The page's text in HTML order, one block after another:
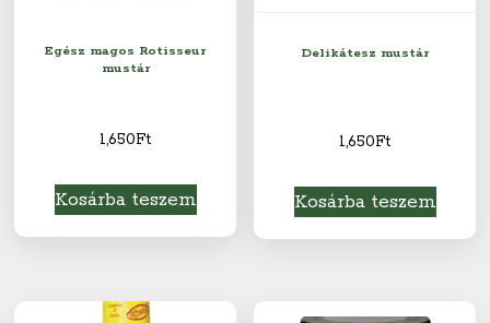
Egész magos Rotisseur
mustár
1,650Ft
Kosárba teszem
Delikátesz mustár
1,650Ft
Kosárba teszem